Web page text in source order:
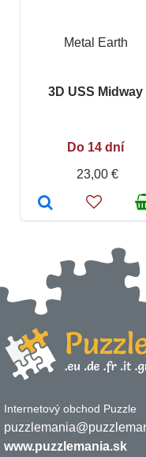
Metal Earth
3D USS Midway
Do 14 dní
23,00 €
Internetový obchod Puzzle
www.puzzlemania.sk